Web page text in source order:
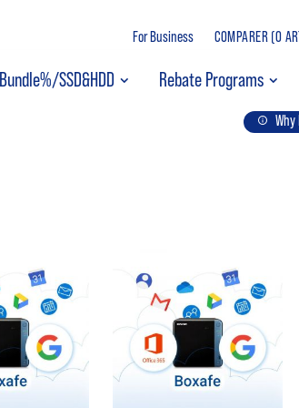
COMPARER (0
For Business
Bundle%/SSD&HDD Rebate Programs
Why